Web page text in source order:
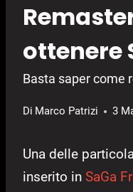
ottenere
Basta saper come
Di Marco Patrizi 3
Una delle
inserito in SaGa